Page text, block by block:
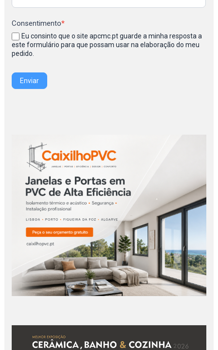
Consentimento*
Eu consinto que o site apcmc.pt guarde a minha resposta a
este formulário para que possam usar na elaboração do meu
pedido.
Enviar